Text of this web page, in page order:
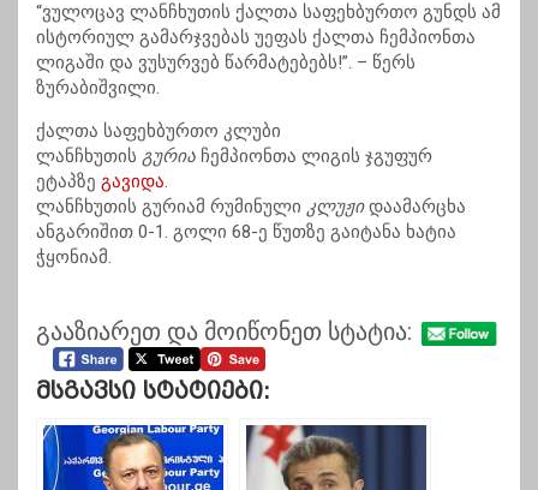
“ვულოცავ ლანჩხუთის ქალთა საფეხბურთო გუნდს ამ
ისტორიულ გამარჯვებას უეფას ქალთა ჩემპიონთა
ლიგაში და ვუსურვებ წარმატებებს!”. – წერს
ზურაბიშვილი.
ქალთა საფეხბურთო კლუბი
ლანჩხუთის გურია ჩემპიონთა ლიგის ჯგუფურ
ეტაპზე გავიდა.
ლანჩხუთის გურიამ რუმინული კლუჟიდაამარცხა
ანგარიშით 0-1. გოლი 68-ე წუთზე გაიტანა ხატია
ჭყონიამ.
გააზიარეთ და მოიწონეთ სტატია:
Მსგავსი Სტატიები: